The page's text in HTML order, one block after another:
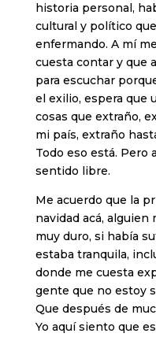
historia personal,
cultural y político
enfermando. A mí
cuesta contar y que
para escuchar
el exilio, espera que
cosas que extraño,
mi país, extraño
Todo eso está. Pero
sentido libre.
Me acuerdo que la
navidad acá,
muy duro, si había
estaba tranquila,
donde me cuesta
gente que no estoy
Que después de
Yo aquí siento que